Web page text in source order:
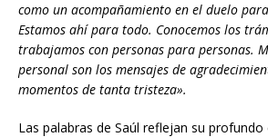
como un acompañamiento en el duelo
Estamos ahí para todo. Conocemos los
trabajamos con personas para personas.
personal son los mensajes de
momentos de tanta tristeza».
Las palabras de Saúl reflejan su